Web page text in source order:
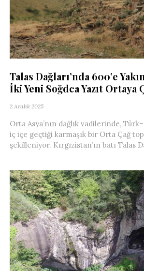
Talas Dağları’nda 600’e
İki Yeni Soğdca Yazıt Ortaya
2 Aralık 2025
Orta Asya’nın dağlık vadilerinde,
iç içe geçtiği karmaşık bir Orta Çağ
şekilleniyor. Kırgızistan’ın batı Talas